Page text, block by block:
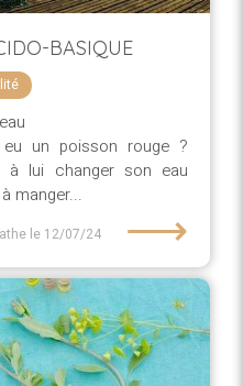
BASIQUE
eu un poisson rouge ?
à lui changer son eau
manger...
le 12/07/24 ⟶